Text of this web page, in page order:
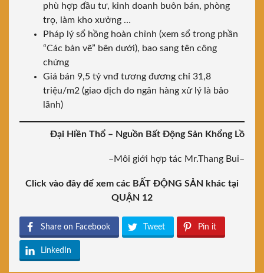
phù hợp đầu tư, kinh doanh buôn bán, phòng
trọ, làm kho xưởng …
Pháp lý sổ hồng hoàn chỉnh (xem sổ trong phần
“Các bản vẽ” bên dưới), bao sang tên công
chứng
Giá bán 9,5 tỷ vnđ tương đương chỉ 31,8
triệu/m2 (giao dịch do ngân hàng xử lý là bảo
lãnh)
Đại Hiền Thổ – Nguồn Bất Động Sản Khổng Lồ
–Môi giới hợp tác Mr.Thang Bui–
Click vào đây để xem các BẤT ĐỘNG SẢN khác tại
QUẬN 12
Share on Facebook Tweet Pin it
LinkedIn